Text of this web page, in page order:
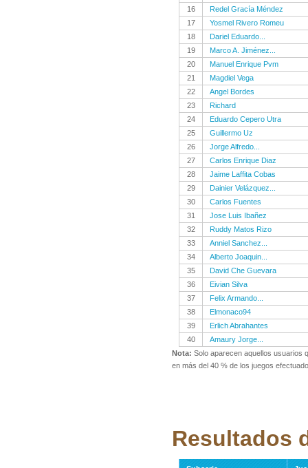
16
Redel Gracía Méndez
17
Yosmel Rivero Romeu
18
Dariel Eduardo...
19
Marco A. Jiménez...
20
Manuel Enrique Pvm
21
Magdiel Vega
22
Angel Bordes
23
Richard
24
Eduardo Cepero Utra
25
Guillermo Uz
26
Jorge Alfredo...
27
Carlos Enrique Diaz
28
Jaime Laffita Cobas
29
Dainier Velázquez...
30
Carlos Fuentes
31
Jose Luis Ibañez
32
Ruddy Matos Rizo
33
Anniel Sanchez...
34
Alberto Joaquin...
35
David Che Guevara
36
Eivian Silva
37
Felix Armando...
38
Elmonaco94
39
Erlich Abrahantes
40
Amaury Jorge...
Nota: Solo aparecen aquellos usuarios
en más del 40 % de los juegos
Resultados